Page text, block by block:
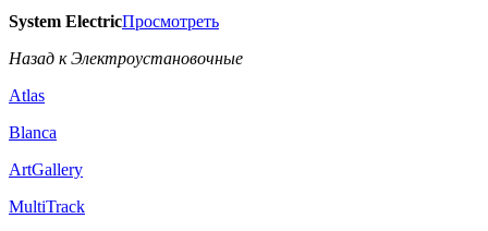
System ElectricПросмотреть
Назад к Электроустановочные
Atlas
Blanca
ArtGallery
MultiTrack